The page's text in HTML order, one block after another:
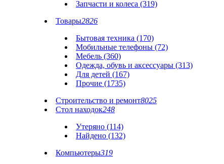
Запчасти и колеса (319)
Товары2826
Бытовая техника (170)
Мобильные телефоны (72)
Мебель (360)
Одежда, обувь и аксессуары (313)
Для детей (167)
Прочие (1735)
Строительство и ремонт8025
Стол находок248
Утеряно (114)
Найдено (132)
Компьютеры319